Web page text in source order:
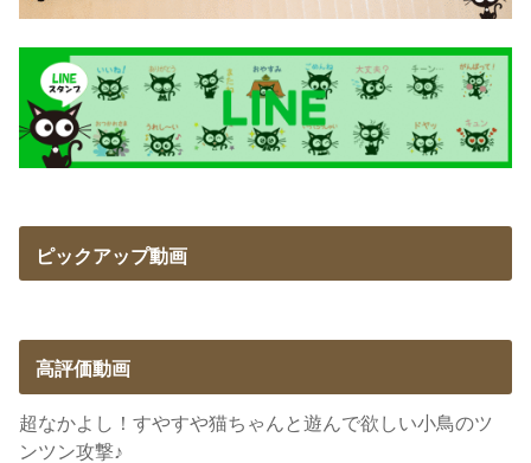
ピックアップ動画
高評価動画
超なかよし！すやすや猫ちゃんと遊んで欲しい小鳥のツ
ンツン攻撃♪